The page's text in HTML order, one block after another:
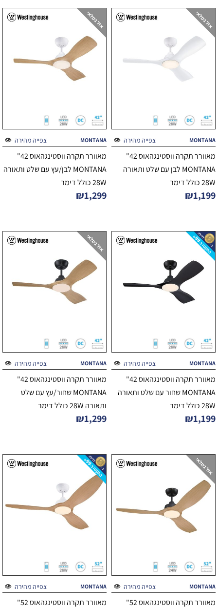
צפייה מהירה MONTANA
מאוורר תקרה ווסטינגהאוס 42"
MONTANA לבן עם שלט ותאורה
28W כולל דימר
₪1,199
צפייה מהירה MONTANA
מאוורר תקרה ווסטינגהאוס 42"
MONTANA לבן/עץ עם שלט ותאורה
28W כולל דימר
₪1,299
צפייה מהירה MONTANA
מאוורר תקרה ווסטינגהאוס 42"
MONTANA שחור עם שלט ותאורה
28W כולל דימר
₪1,199
צפייה מהירה MONTANA
מאוורר תקרה ווסטינגהאוס 42"
MONTANA שחור/עץ עם שלט
ותאורה 28W כולל דימר
₪1,299
צפייה מהירה MONTANA
מאוורר תקרה ווסטינגהאוס 52"
צפייה מהירה MONTANA
מאוורר תקרה ווסטינגהאוס 52"